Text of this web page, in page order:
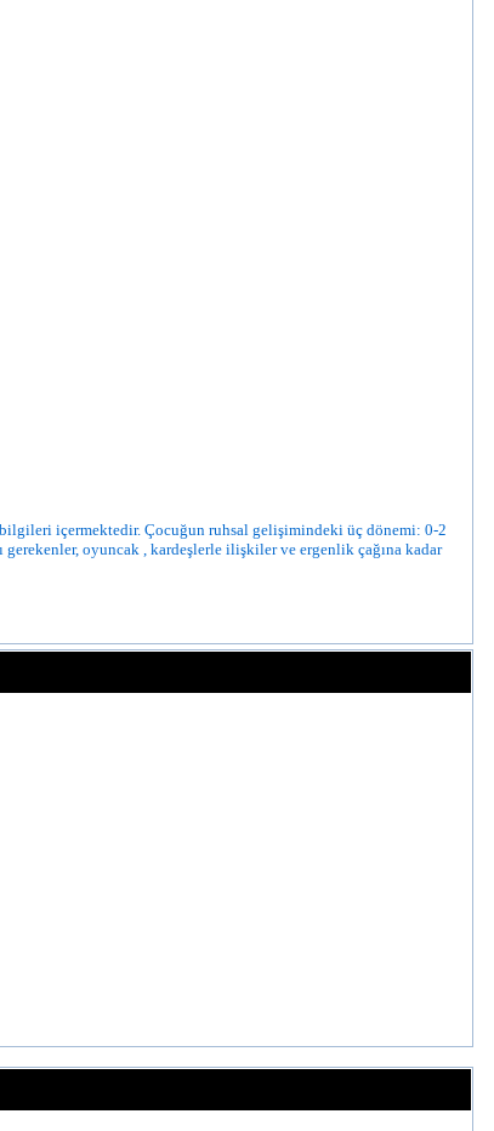
içermektedir. Çocuğun ruhsal gelişimindeki üç dönemi: 0-2
oyuncak , kardeşlerle ilişkiler ve ergenlik çağına kadar